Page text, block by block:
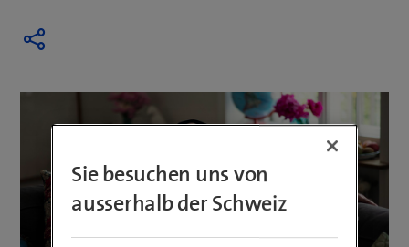
Sie besuchen uns von
ausserhalb der Schweiz